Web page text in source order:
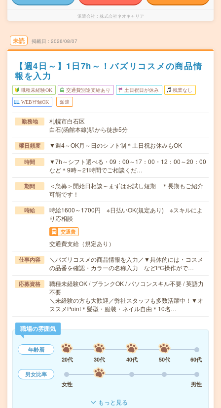
派遣会社 株式会社ネオキャリア
未読 掲載日 2026/08/07
【週4日～】1日7h～！バズリコスメの商品情
報を入力
職種未経験OK 交通費別途支給あり 土日祝日が休み 残業なし
WEB登録OK 派遣
勤務地
札幌市白石区
白石(函館本線)駅から徒歩5分
曜日頻度 ▼週4～OK月～日のシフト制＊土日祝お休みもOK
時間
▼7h～シフト選べる・09：00～17：00・12：00～20：00
など＊9時～21時間でご相談くだ…
期間
＜急募＞開始日相談～まずはお試し短期 ＊長期もご紹介
可能です！
時給
時給1600～1700円 ※日払いOK(規定あり) ※スキルによ
り応相談
交通費
交通費支給（規定あり）
仕事内容
＼バズリコスメの商品情報を入力／▼具体的には・コスメ
の品番を確認・カラーの名称入力 などPC操作がで…
応募資格
職種未経験OK / ブランクOK / パソコンスキル不要 / 英語力
不要
＼未経験の方も大歓迎／弊社スタッフも多数活躍中！▼オ
ススメPoint＊髪型・服装・ネイル自由＊10名…
職場の雰囲気
年齢層
20代
30代 40代 50代
60代
男女比率
女性
男性
もっと見る